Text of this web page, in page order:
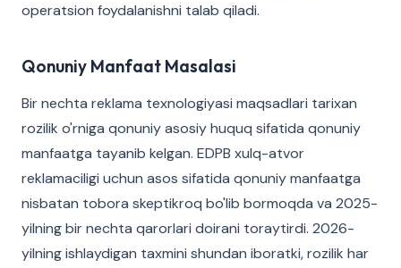
operatsion foydalanishni talab qiladi.
Qonuniy Manfaat Masalasi
Bir nechta reklama texnologiyasi maqsadlari tarixan
rozilik o'rniga qonuniy asosiy huquq sifatida qonuniy
manfaatga tayanib kelgan. EDPB xulq-atvor
reklamaciligi uchun asos sifatida qonuniy manfaatga
nisbatan tobora skeptikroq bo'lib bormoqda va 2025-
yilning bir nechta qarorlari doirani toraytirdi. 2026-
yilning ishlaydigan taxmini shundan iboratki, rozilik har